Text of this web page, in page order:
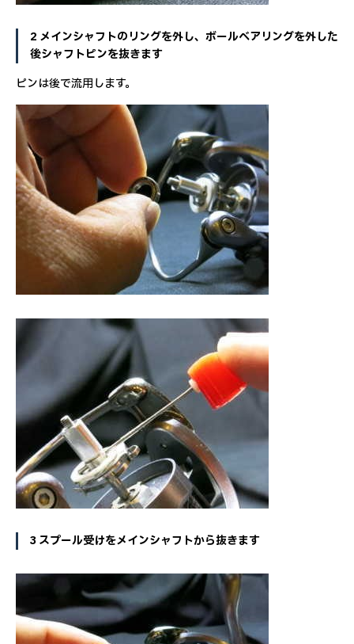
2 メインシャフトのリングを外し、ボールベアリングを外した
後シャフトピンを抜きます
ピンは後で流用します。
3 スプール受けをメインシャフトから抜きます